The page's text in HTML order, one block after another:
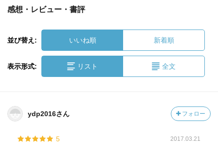
感想・レビュー・書評
並び替え: いいね順 新着順
表示形式: リスト 全文
ydp2016さん フォロー
5 2017.03.21